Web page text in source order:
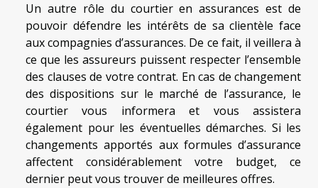
Un autre rôle du courtier en assurances est de
pouvoir défendre les intérêts de sa clientèle face
aux compagnies d’assurances. De ce fait, il veillera à
ce que les assureurs puissent respecter l’ensemble
des clauses de votre contrat. En cas de changement
des dispositions sur le marché de l’assurance, le
courtier vous informera et vous assistera
également pour les éventuelles démarches. Si les
changements apportés aux formules d’assurance
affectent considérablement votre budget, ce
dernier peut vous trouver de meilleures offres.